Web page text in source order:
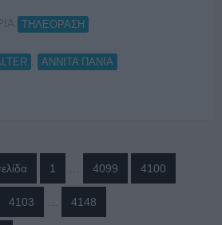
ΤΗΛΕΟΡΑΣΗ
ΑΝΝΙΤΑ ΠΑΝΙΑ
1 4099 4100
4103 4148